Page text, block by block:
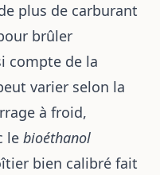
plus de carburant
brûler
compte de la
varier selon la
à froid,
le bioéthanol
bien calibré fait